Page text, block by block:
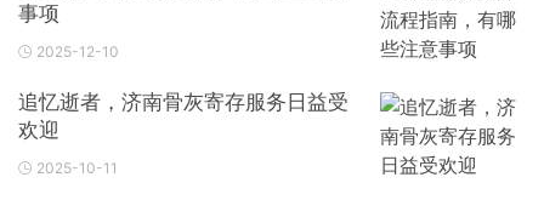
事项
2025-12-10
追忆逝者，济南骨灰寄存服务日益受
欢迎
2025-10-11